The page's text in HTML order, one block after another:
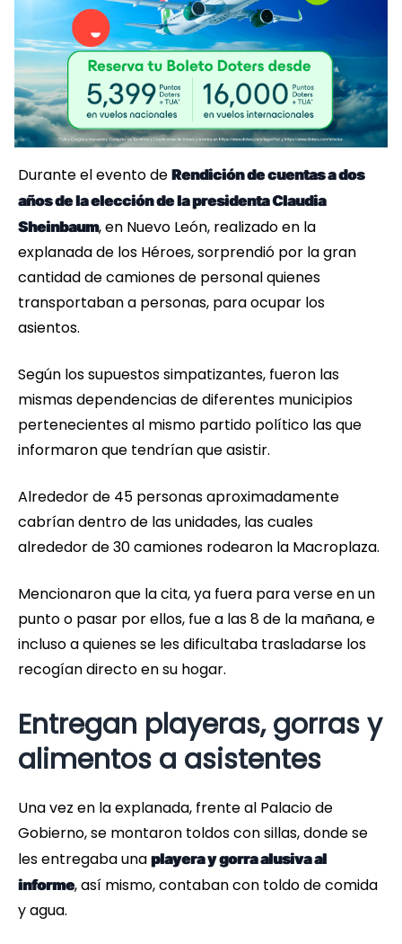
Durante el evento de Rendición de cuentas a dos
años de la elección de la presidenta Claudia
Sheinbaum, en Nuevo León, realizado en la
explanada de los Héroes, sorprendió por la gran
cantidad de camiones de personal quienes
transportaban a personas, para ocupar los
asientos.
Según los supuestos simpatizantes, fueron las
mismas dependencias de diferentes municipios
pertenecientes al mismo partido político las que
informaron que tendrían que asistir.
Alrededor de 45 personas aproximadamente
cabrían dentro de las unidades, las cuales
alrededor de 30 camiones rodearon la Macroplaza.
Mencionaron que la cita, ya fuera para verse en un
punto o pasar por ellos, fue a las 8 de la mañana, e
incluso a quienes se les dificultaba trasladarse los
recogían directo en su hogar.
Entregan playeras, gorras y
alimentos a asistentes
Una vez en la explanada, frente al Palacio de
Gobierno, se montaron toldos con sillas, donde se
les entregaba una playera y gorra alusiva al
informe, así mismo, contaban con toldo de comida
y agua.